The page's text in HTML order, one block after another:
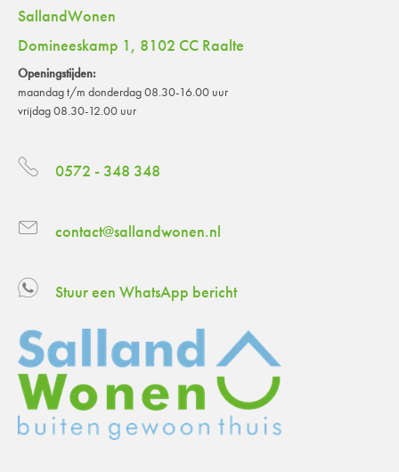
SallandWonen
Domineeskamp 1, 8102 CC Raalte
Openingstijden:
maandag t/m donderdag 08.30-16.00 uur
vrijdag 08.30-12.00 uur
0572 - 348 348
contact@sallandwonen.nl
Stuur een WhatsApp bericht